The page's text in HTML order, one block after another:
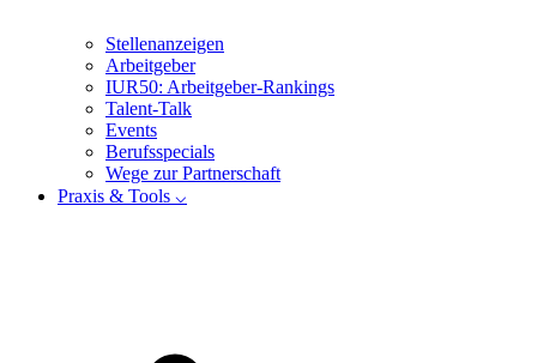
Stellenanzeigen
Arbeitgeber
IUR50: Arbeitgeber-Rankings
Talent-Talk
Events
Berufsspecials
Wege zur Partnerschaft
Praxis & Tools ⌵